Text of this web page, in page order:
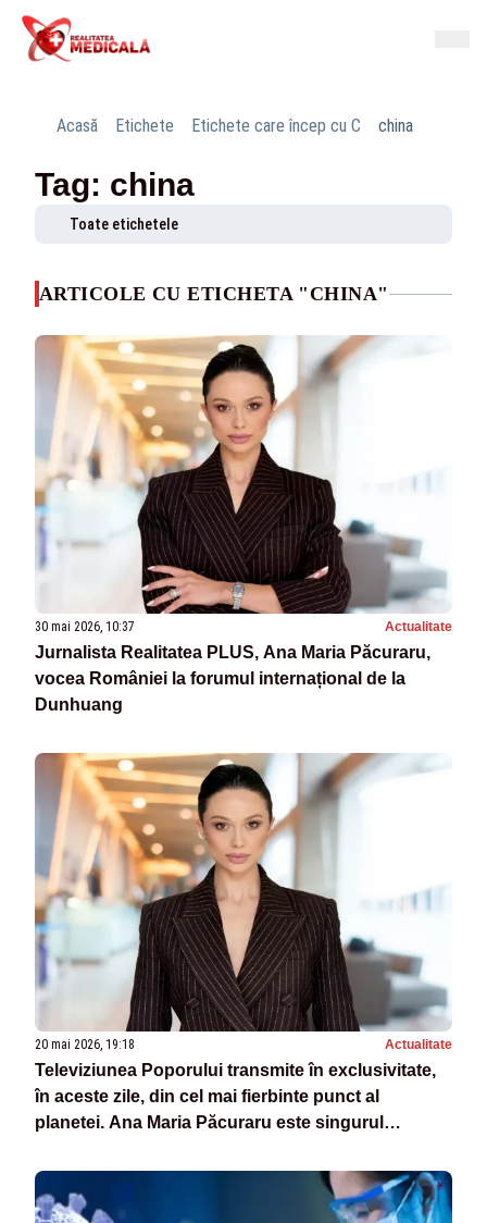
Acasă Etichete Etichete care încep cu C china
Tag: china
Toate etichetele
ARTICOLE CU ETICHETA "CHINA"
30 mai 2026, 10:37 Actualitate
Jurnalista Realitatea PLUS, Ana Maria Păcuraru,
vocea României la forumul internațional de la
Dunhuang
20 mai 2026, 19:18 Actualitate
Televiziunea Poporului transmite în exclusivitate,
în aceste zile, din cel mai fierbinte punct al
planetei. Ana Maria Păcuraru este singurul